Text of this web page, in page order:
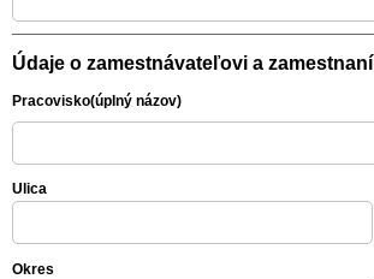
Údaje o zamestnávateľovi a zamestnaní
Pracovisko(úplný názov)
Ulica
Okres